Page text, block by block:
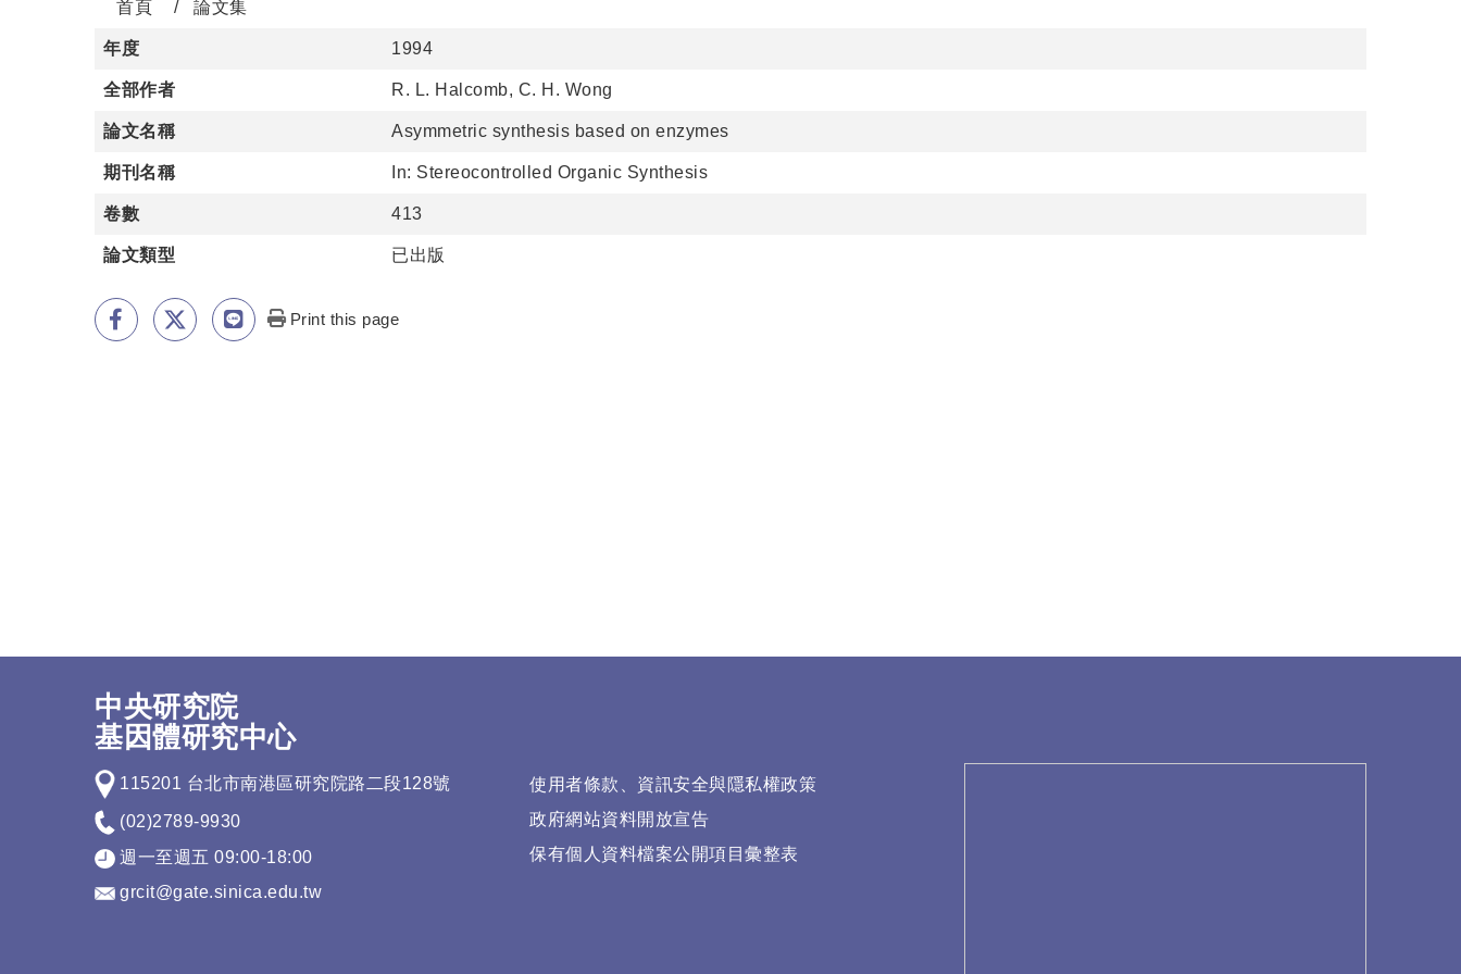
首頁 論文集
年度 1994
全部作者 R. L. Halcomb, C. H. Wong
論文名稱 Asymmetric synthesis based on enzymes
期刊名稱 In: Stereocontrolled Organic Synthesis
卷數 413
論文類型 已出版
Print this page
中央研究院
基因體研究中心
115201 台北市南港區研究院路二段128號
(02)2789-9930
週一至週五 09:00-18:00
grcit@gate.sinica.edu.tw
使用者條款、資訊安全與隱私權政策
政府網站資料開放宣告
保有個人資料檔案公開項目彙整表